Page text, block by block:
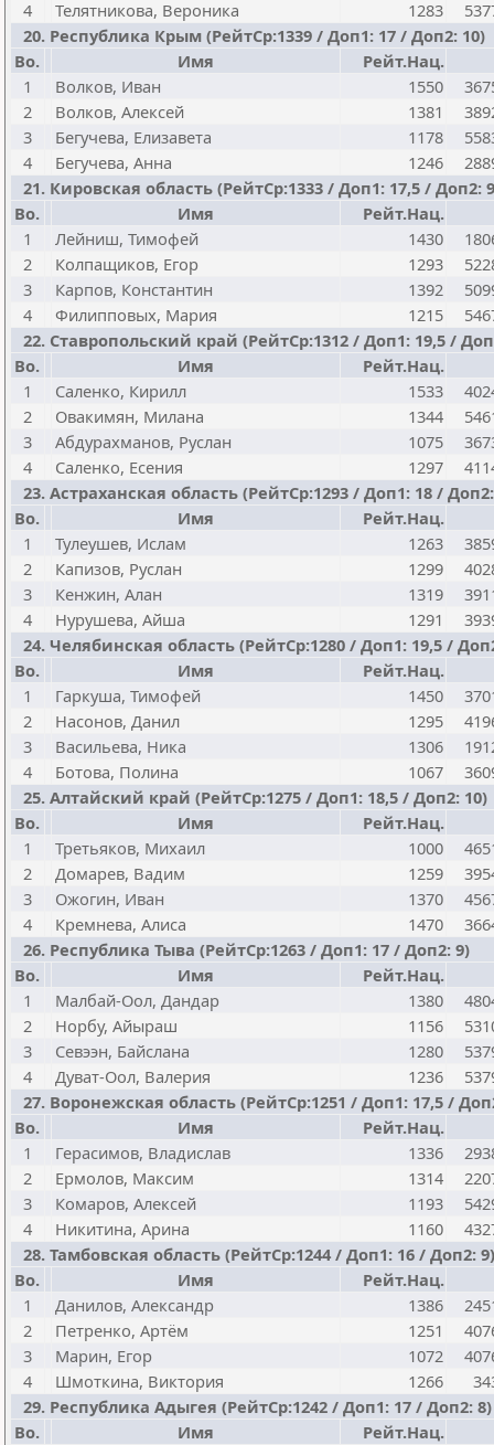
4 Телятникова, Вероника 1283
20. Республика Крым (РейтСр:1339 / Доп1: 17 / Доп2: 10)
Bo.
Имя Рейт.Нац.
1
Волков, Иван 1550
2
Волков, Алексей 1381
3
Бегучева, Елизавета 1178
4
Бегучева, Анна 1246
21. Кировская область (РейтСр:1333 / Доп1: 17,5 / Доп2:
Bo.
Имя Рейт.Нац.
1
Лейниш, Тимофей 1430
2
Колпащиков, Егор 1293
3
Карпов, Константин 1392
4
Филипповых, Мария 1215
22. Ставропольский край (РейтСр:1312 / Доп1: 19,5 /
Bo.
Имя Рейт.Нац.
1
Саленко, Кирилл 1533
2
Овакимян, Милана 1344
3
Абдурахманов, Руслан 1075
4
Саленко, Есения 1297
23. Астраханская область (РейтСр:1293 / Доп1: 18 /
Bo.
Имя Рейт.Нац.
1
Тулеушев, Ислам 1263
2
Капизов, Руслан 1299
3
Кенжин, Алан 1319
4
Нурушева, Айша 1291
24. Челябинская область (РейтСр:1280 / Доп1: 19,5 /
Bo.
Имя Рейт.Нац.
1
Гаркуша, Тимофей 1450
2
Насонов, Данил 1295
3
Васильева, Ника 1306
4
Ботова, Полина 1067
25. Алтайский край (РейтСр:1275 / Доп1: 18,5 / Доп2: 10)
Bo.
Имя Рейт.Нац.
1
Третьяков, Михаил 1000
2
Домарев, Вадим 1259
3
Ожогин, Иван 1370
4
Кремнева, Алиса 1470
26. Республика Тыва (РейтСр:1263 / Доп1: 17 / Доп2: 9)
Bo.
Имя Рейт.Нац.
1
Малбай-Оол, Дандар 1380
2
Норбу, Айыраш 1156
3
Севээн, Байслана 1280
4
Дуват-Оол, Валерия 1236
27. Воронежская область (РейтСр:1251 / Доп1: 17,5 /
Bo.
Имя Рейт.Нац.
1
Герасимов, Владислав 1336
2
Ермолов, Максим 1314
3
Комаров, Алексей 1193
4
Никитина, Арина 1160
28. Тамбовская область (РейтСр:1244 / Доп1: 16 / Доп2: 9)
Bo.
Имя Рейт.Нац.
1
Данилов, Александр 1386
2
Петренко, Артём 1251
3
Марин, Егор 1072
4
Шмоткина, Виктория 1266
29. Республика Адыгея (РейтСр:1242 / Доп1: 17 / Доп2: 8)
Bo.
Имя Рейт.Нац.